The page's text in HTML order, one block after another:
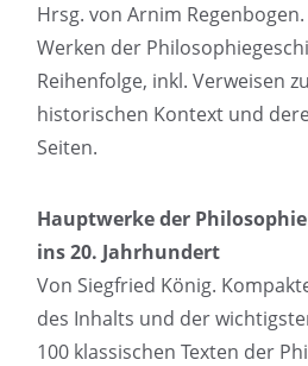
Hrsg. von Arnim
Werken der
Reihenfolge, inkl. Verweisen
historischen Kontext und
Seiten.
Hauptwerke der
ins 20. Jahrhundert
Von Siegfried König.
des Inhalts und der
100 klassischen Texten der